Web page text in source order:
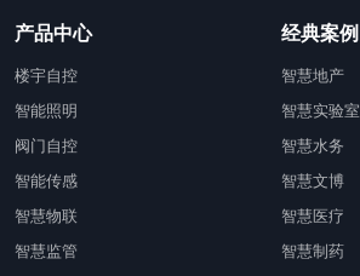
产品中心
楼宇自控
智能照明
阀门自控
智能传感
智慧物联
智慧监管
经典案例
智慧地产
智慧实验室
智慧水务
智慧文博
智慧医疗
智慧制药